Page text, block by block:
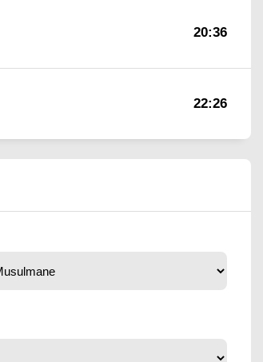
20:36
22:26